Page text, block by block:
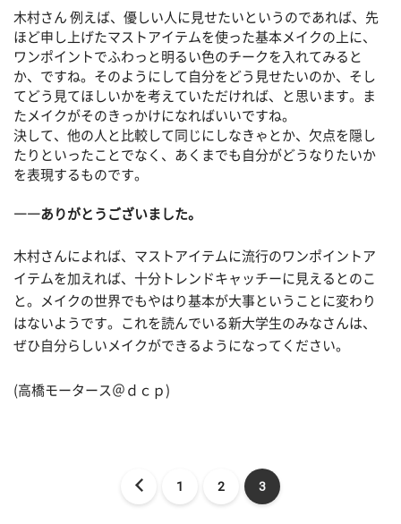
木村さん 例えば、優しい人に見せたいというのであれば、先
ほど申し上げたマストアイテムを使った基本メイクの上に、
ワンポイントでふわっと明るい色のチークを入れてみると
か、ですね。そのようにして自分をどう見せたいのか、そし
てどう見てほしいかを考えていただければ、と思います。ま
たメイクがそのきっかけになればいいですね。
決して、他の人と比較して同じにしなきゃとか、欠点を隠し
たりといったことでなく、あくまでも自分がどうなりたいか
を表現するものです。
――ありがとうございました。
木村さんによれば、マストアイテムに流行のワンポイントア
イテムを加えれば、十分トレンドキャッチーに見えるとのこ
と。メイクの世界でもやはり基本が大事ということに変わり
はないようです。これを読んでいる新大学生のみなさんは、
ぜひ自分らしいメイクができるようになってください。
(高橋モータース＠ｄｃｐ)
1 2 3